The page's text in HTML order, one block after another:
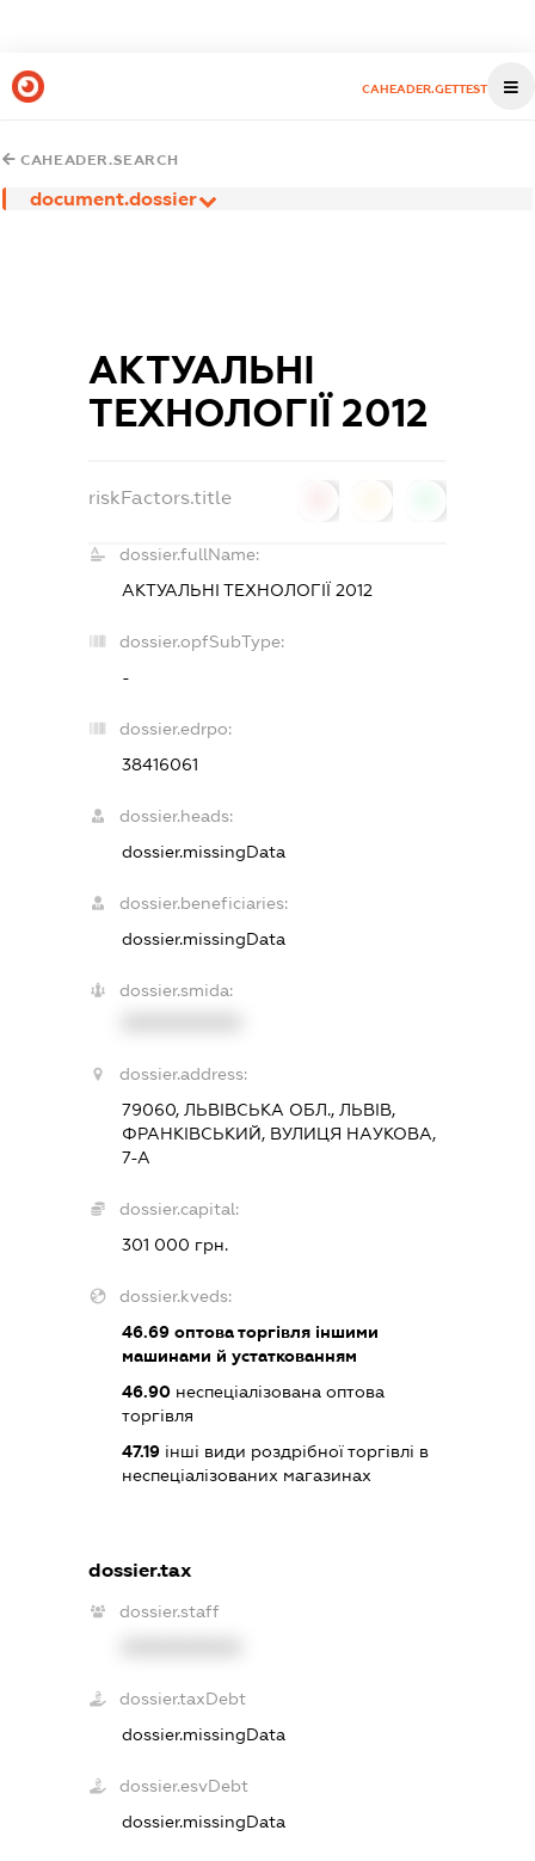
CAHEADER.GETTEST
CAHEADER.SEARCH
document.dossier
АКТУАЛЬНІ
ТЕХНОЛОГІЇ 2012
riskFactors.title
dossier.fullName:
АКТУАЛЬНІ ТЕХНОЛОГІЇ 2012
dossier.opfSubType:
-
dossier.edrpo:
38416061
dossier.heads:
dossier.missingData
dossier.beneficiaries:
dossier.missingData
dossier.smida:
dossier.address:
79060, ЛЬВІВСЬКА ОБЛ., ЛЬВІВ,
ФРАНКІВСЬКИЙ, ВУЛИЦЯ НАУКОВА,
7-А
dossier.capital:
301 000 грн.
dossier.kveds:
46.69 оптова торгівля іншими
машинами й устаткованням
46.90 неспеціалізована оптова
торгівля
47.19 інші види роздрібної торгівлі в
неспеціалізованих магазинах
dossier.tax
dossier.staff
dossier.taxDebt
dossier.missingData
dossier.esvDebt
dossier.missingData